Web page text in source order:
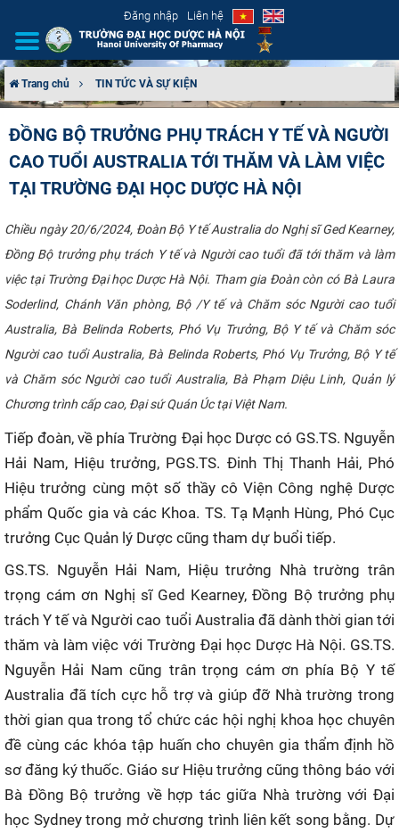
Đăng nhập Liên hệ
CƠ CẤU TỔ CHỨC
TUYỂN SINH
ĐÀO TẠO
ĐẢM BẢO CHẤT LƯỢNG
KHOA HỌC CÔNG NGHỆ
HTQT
Trang chủ TIN TỨC VÀ SỰ KIỆN
ĐỒNG BỘ TRƯỞNG PHỤ TRÁCH Y TẾ VÀ NGƯỜI
CAO TUỔI AUSTRALIA TỚI THĂM VÀ LÀM VIỆC
TẠI TRƯỜNG ĐẠI HỌC DƯỢC HÀ NỘI
Chiều ngày 20/6/2024, Đoàn Bộ Y tế Australia do Nghị sĩ Ged Kearney,
Đồng Bộ trưởng phụ trách Y tế và Người cao tuổi đã tới thăm và làm
việc tại Trường Đại học Dược Hà Nội. Tham gia Đoàn còn có Bà Laura
Soderlind, Chánh Văn phòng, Bộ /Y tế và Chăm sóc Người cao tuổi
Australia, Bà Belinda Roberts, Phó Vụ Trưởng, Bộ Y tế và Chăm sóc
Người cao tuổi Australia, Bà Belinda Roberts, Phó Vụ Trưởng, Bộ Y tế
và Chăm sóc Người cao tuổi Australia, Bà Phạm Diệu Linh, Quản lý
Chương trình cấp cao, Đại sứ Quán Úc tại Việt Nam.
Tiếp đoàn, về phía Trường Đại học Dược có GS.TS. Nguyễn
Hải Nam, Hiệu trưởng, PGS.TS. Đinh Thị Thanh Hải, Phó
Hiệu trưởng cùng một số thầy cô Viện Công nghệ Dược
phẩm Quốc gia và các Khoa. TS. Tạ Mạnh Hùng, Phó Cục
trưởng Cục Quản lý Dược cũng tham dự buổi tiếp.
GS.TS. Nguyễn Hải Nam, Hiệu trưởng Nhà trường trân
trọng cám ơn Nghị sĩ Ged Kearney, Đồng Bộ trưởng phụ
trách Y tế và Người cao tuổi Australia đã dành thời gian tới
thăm và làm việc với Trường Đại học Dược Hà Nội. GS.TS.
Nguyễn Hải Nam cũng trân trọng cám ơn phía Bộ Y tế
Australia đã tích cực hỗ trợ và giúp đỡ Nhà trường trong
thời gian qua trong tổ chức các hội nghị khoa học chuyên
đề cùng các khóa tập huấn cho chuyên gia thẩm định hồ
sơ đăng ký thuốc. Giáo sư Hiệu trưởng cũng thông báo với
Bà Đồng Bộ trưởng về hợp tác giữa Nhà trường với Đại
học Sydney trong mở chương trình liên kết song bằng. Dự